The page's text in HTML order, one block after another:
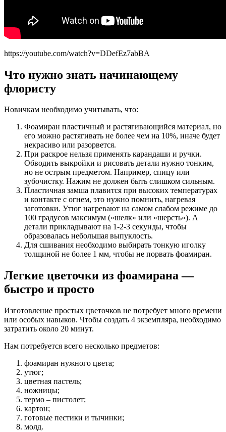
https://youtube.com/watch?v=DDefEz7abBA
Что нужно знать начинающему
флористу
Новичкам необходимо учитывать, что:
Фоамиран пластичный и растягивающийся материал, но
его можно растягивать не более чем на 10%, иначе будет
некрасиво или разорвется.
При раскрое нельзя применять карандаши и ручки.
Обводить выкройки и рисовать детали нужно тонким,
но не острым предметом. Например, спицу или
зубочистку. Нажим не должен быть слишком сильным.
Пластичная замша плавится при высоких температурах
и контакте с огнем, это нужно помнить, нагревая
заготовки. Утюг нагревают на самом слабом режиме до
100 градусов максимум («шелк» или «шерсть»). А
детали прикладывают на 1-2-3 секунды, чтобы
образовалась небольшая выпуклость.
Для сшивания необходимо выбирать тонкую иголку
толщиной не более 1 мм, чтобы не порвать фоамиран.
Легкие цветочки из фоамирана —
быстро и просто
Изготовление простых цветочков не потребует много времени
или особых навыков. Чтобы создать 4 экземпляра, необходимо
затратить около 20 минут.
Нам потребуется всего несколько предметов:
фоамиран нужного цвета;
утюг;
цветная пастель;
ножницы;
термо – пистолет;
картон;
готовые пестики и тычинки;
молд.